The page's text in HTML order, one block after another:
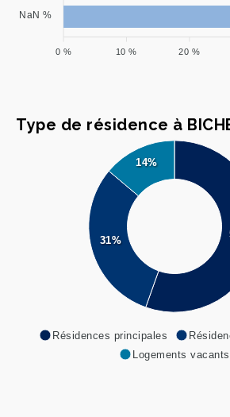
NaN %
20 %
10 %
0 %
Type de résidence à
31%
14%
Résidences principales
Logements vacants